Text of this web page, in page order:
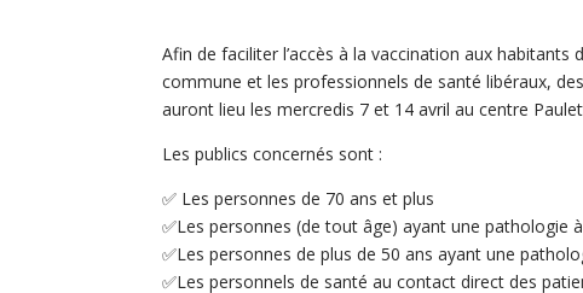
Afin de faciliter l’accès à la vaccination aux habitants
commune et les professionnels de santé libéraux,
auront lieu les mercredis 7 et 14 avril au centre
Les publics concernés sont :
✅ Les personnes de 70 ans et plus
✅Les personnes (de tout âge) ayant une pathologie
✅Les personnes de plus de 50 ans ayant une
✅Les personnels de santé au contact direct des